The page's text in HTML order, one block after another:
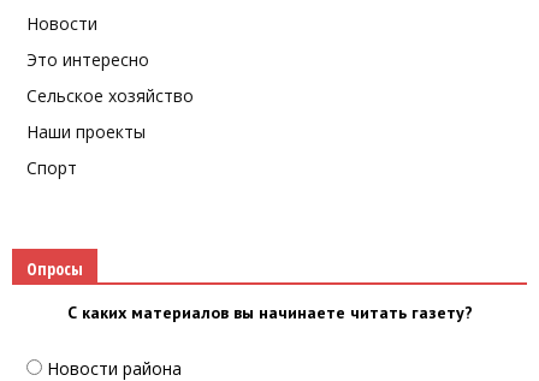
Новости
Это интересно
Сельское хозяйство
Наши проекты
Спорт
Опросы
С каких материалов вы начинаете читать газету?
Новости района